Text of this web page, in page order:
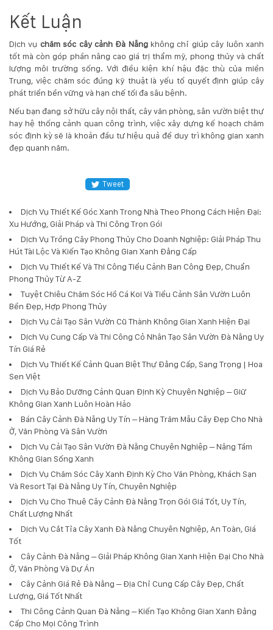
Kết Luận
Dịch vụ chăm sóc cây cảnh Đà Nẵngkhông chỉ giúp cây luôn xanh
tốt mà còn góp phần nâng cao giá trị thẩm mỹ, phong thủy và chất
lượng môi trường sống. Với điều kiện khí hậu đặc thù của miền
Trung, việc chăm sóc đúng kỹ thuật là yếu tố quyết định giúp cây
phát triển bền vững và hạn chế tối đa sâu bệnh.
Nếu bạn đang sở hữu cây nội thất, cây văn phòng, sân vườn biệt thự
hay hệ thống cảnh quan công trình, việc xây dựng kế hoạch chăm
sóc định kỳ sẽ là khoản đầu tư hiệu quả để duy trì không gian xanh
đẹp quanh năm.
Tweet
Dịch Vụ Thiết Kế Góc Xanh Trong Nhà Theo Phong Cách Hiện Đại:
Xu Hướng, Giải Pháp và Thi Công Trọn Gói
Dịch Vụ Trồng Cây Phong Thủy Cho Doanh Nghiệp: Giải Pháp Thu
Hút Tài Lộc Và Kiến Tạo Không Gian Xanh Đẳng Cấp
Dịch Vụ Thiết Kế Và Thi Công Tiểu Cảnh Ban Công Đẹp, Chuẩn
Phong Thủy Từ A-Z
Tuyệt Chiêu Chăm Sóc Hồ Cá Koi Và Tiểu Cảnh Sân Vườn Luôn
Bền Đẹp, Hợp Phong Thủy
Dịch Vụ Cải Tạo Sân Vườn Cũ Thành Không Gian Xanh Hiện Đại
Dịch Vụ Cung Cấp Và Thi Công Cỏ Nhân Tạo Sân Vườn Đà Nẵng Uy
Tín Giá Rẻ
Dịch Vụ Thiết Kế Cảnh Quan Biệt Thự Đẳng Cấp, Sang Trọng | Hoa
Sen Việt
Dịch Vụ Bảo Dưỡng Cảnh Quan Định Kỳ Chuyên Nghiệp – Giữ
Không Gian Xanh Luôn Hoàn Hảo
Bán Cây Cảnh Đà Nẵng Uy Tín – Hàng Trăm Mẫu Cây Đẹp Cho Nhà
Ở, Văn Phòng Và Sân Vườn
Dịch Vụ Cải Tạo Sân Vườn Đà Nẵng Chuyên Nghiệp – Nâng Tầm
Không Gian Sống Xanh
Dịch Vụ Chăm Sóc Cây Xanh Định Kỳ Cho Văn Phòng, Khách Sạn
Và Resort Tại Đà Nẵng Uy Tín, Chuyên Nghiệp
Dịch Vụ Cho Thuê Cây Cảnh Đà Nẵng Trọn Gói Giá Tốt, Uy Tín,
Chất Lượng Nhất
Dịch Vụ Cắt Tỉa Cây Xanh Đà Nẵng Chuyên Nghiệp, An Toàn, Giá
Tốt
Cây Cảnh Đà Nẵng – Giải Pháp Không Gian Xanh Hiện Đại Cho Nhà
Ở, Văn Phòng Và Dự Án
Cây Cảnh Giá Rẻ Đà Nẵng – Địa Chỉ Cung Cấp Cây Đẹp, Chất
Lượng, Giá Tốt Nhất
Thi Công Cảnh Quan Đà Nẵng – Kiến Tạo Không Gian Xanh Đẳng
Cấp Cho Mọi Công Trình